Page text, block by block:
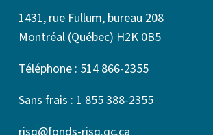
1431, rue Fullum, bureau 208
Montréal (Québec) H2K 0B5
Téléphone : 514 866-2355
Sans frais : 1 855 388-2355